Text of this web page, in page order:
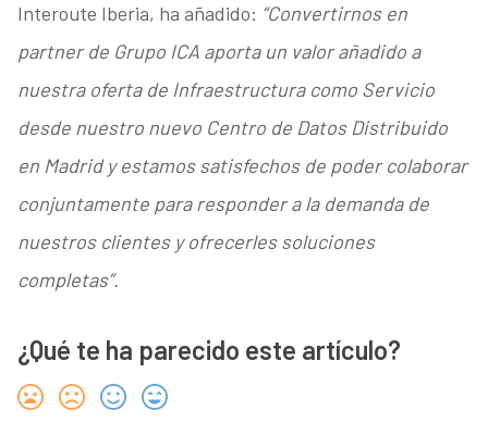
Interoute Iberia, ha añadido: “Convertirnos en
partner de Grupo ICA aporta un valor añadido a
nuestra oferta de Infraestructura como Servicio
desde nuestro nuevo Centro de Datos Distribuido
en Madrid y estamos satisfechos de poder colaborar
conjuntamente para responder a la demanda de
nuestros clientes y ofrecerles soluciones
completas”.
¿Qué te ha parecido este artículo?